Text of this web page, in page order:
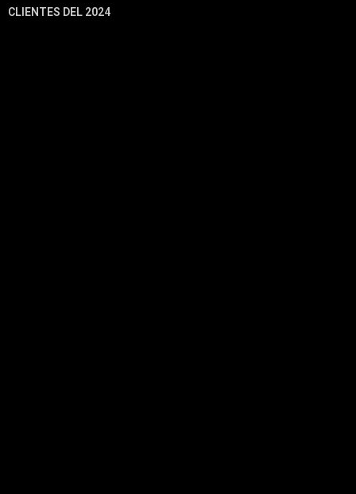
CLIENTES DEL 2024